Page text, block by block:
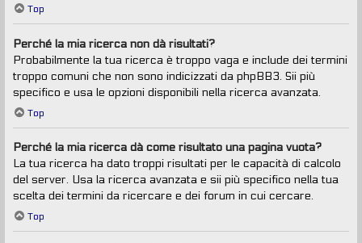
Top
Perché la mia ricerca non dà risultati?
Probabilmente la tua ricerca è troppo vaga e include dei termini
troppo comuni che non sono indicizzati da phpBB3. Sii più
specifico e usa le opzioni disponibili nella ricerca avanzata.
Top
Perché la mia ricerca dà come risultato una pagina vuota?
La tua ricerca ha dato troppi risultati per le capacità di calcolo
del server. Usa la ricerca avanzata e sii più specifico nella tua
scelta dei termini da ricercare e dei forum in cui cercare.
Top